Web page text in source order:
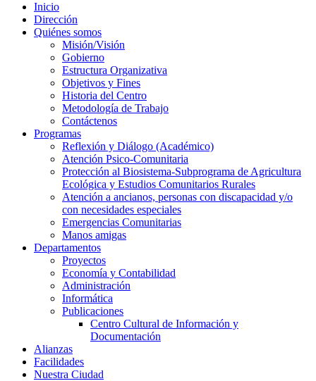
Inicio
Dirección
Quiénes somos
Misión/Visión
Gobierno
Estructura Organizativa
Objetivos y Fines
Historia del Centro
Metodología de Trabajo
Contáctenos
Programas
Reflexión y Diálogo (Académico)
Atención Psico-Comunitaria
Protección al Biosistema-Subprograma de Agricultura
Ecológica y Estudios Comunitarios Rurales
Atención a ancianos, personas con discapacidad y/o
con necesidades especiales
Emergencias Comunitarias
Manos amigas
Departamentos
Proyectos
Economía y Contabilidad
Administración
Informática
Publicaciones
Centro Cultural de Información y
Documentación
Alianzas
Facilidades
Nuestra Ciudad